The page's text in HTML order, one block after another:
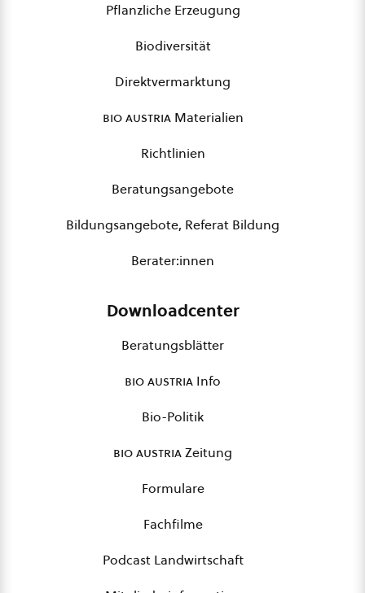
Pflanzliche Erzeugung
Biodiversität
Direktvermarktung
bio austriaMaterialien
Richtlinien
Beratungsangebote
Bildungsangebote, Referat Bildung
Berater:innen
Downloadcenter
Beratungsblätter
bio austria Info
Bio-Politik
bio austriaZeitung
Formulare
Fachfilme
Podcast Landwirtschaft